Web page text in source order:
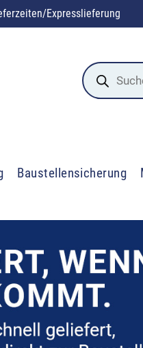
Expresslieferung
Products
search
Baustellensicherung